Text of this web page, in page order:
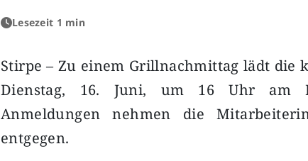
Lesezeit 1 min
Stirpe – Zu einem Grillnachmittag lädt die
Dienstag, 16. Juni, um 16 Uhr am
Anmeldungen nehmen die
entgegen.